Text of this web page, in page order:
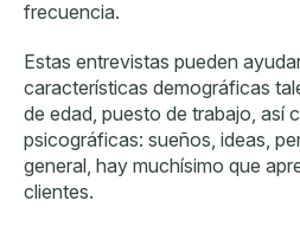
frecuencia.
Estas entrevistas pueden
características demográficas
de edad, puesto de trabajo, así
psicográficas: sueños, ideas,
general, hay muchísimo que
clientes.